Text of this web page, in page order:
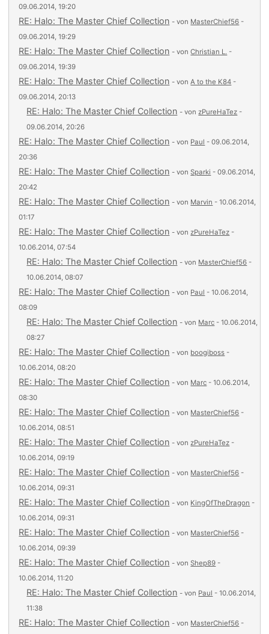
09.06.2014, 19:20
RE: Halo: The Master Chief Collection - von MasterChief56 -
09.06.2014, 19:29
RE: Halo: The Master Chief Collection - vonChristian L. -
09.06.2014, 19:39
RE: Halo: The Master Chief Collection - vonA to the K84 -
09.06.2014, 20:13
RE: Halo: The Master Chief Collection - vonzPureHaTez -
09.06.2014, 20:26
RE: Halo: The Master Chief Collection - von Paul - 09.06.2014,
20:36
RE: Halo: The Master Chief Collection - vonSparki - 09.06.2014,
20:42
RE: Halo: The Master Chief Collection - von Marvin - 10.06.2014,
01:17
RE: Halo: The Master Chief Collection - vonzPureHaTez -
10.06.2014, 07:54
RE: Halo: The Master Chief Collection - von MasterChief56 -
10.06.2014, 08:07
RE: Halo: The Master Chief Collection - von Paul - 10.06.2014,
08:09
RE: Halo: The Master Chief Collection - von Marc - 10.06.2014,
08:27
RE: Halo: The Master Chief Collection - von boogiboss -
10.06.2014, 08:20
RE: Halo: The Master Chief Collection - von Marc - 10.06.2014,
08:30
RE: Halo: The Master Chief Collection - von MasterChief56 -
10.06.2014, 08:51
RE: Halo: The Master Chief Collection - vonzPureHaTez -
10.06.2014, 09:19
RE: Halo: The Master Chief Collection - von MasterChief56 -
10.06.2014, 09:31
RE: Halo: The Master Chief Collection - von KingOfTheDragon -
10.06.2014, 09:31
RE: Halo: The Master Chief Collection - von MasterChief56 -
10.06.2014, 09:39
RE: Halo: The Master Chief Collection - vonShep89 -
10.06.2014, 11:20
RE: Halo: The Master Chief Collection - von Paul - 10.06.2014,
11:38
RE: Halo: The Master Chief Collection - von MasterChief56 -